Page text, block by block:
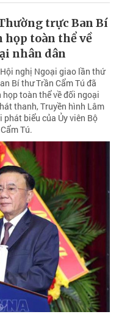
trực Ban Bí
họp toàn thể về
nhân dân
nghị Ngoại giao lần thứ
Bí thư Trần Cẩm Tú đã
toàn thể về đối ngoại
thanh, Truyền hình Lâm
biểu của Ủy viên Bộ
Tú.